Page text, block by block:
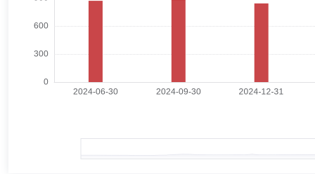
浦东新区法律服务业协会副会长，兼任古鳌科技独立董事。
丁亮华先生：申万菱信基金管理有限公司独立董事，博士研究生。曾